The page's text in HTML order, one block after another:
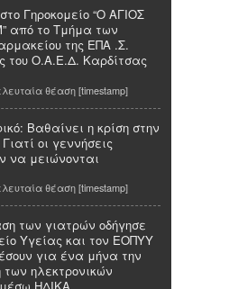
Γηροκομείο “Ο ΑΓΙΟΣ
από το Τμήμα των
της ΕΠΑ .Σ.
του Ο.Α.Ε.Δ. Καρδίτσας
θέαση [timestamp]
Βαθαίνει η κρίση στην
οι γεννήσεις
να μειώνονται
θέαση [timestamp]
των γιατρών οδήγησε
Υγείας και τον ΕΟΠΥΥ
για ένα μήνα την
ηλεκτρονικών